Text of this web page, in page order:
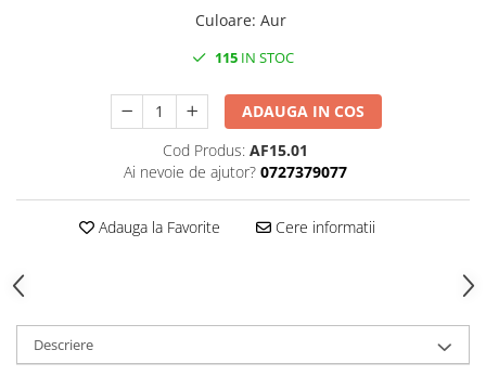
Culoare: Aur
115 IN STOC
ADAUGA IN COS
Cod Produs: AF15.01
Ai nevoie de ajutor? 0727379077
Adauga la Favorite Cere informatii
Descriere